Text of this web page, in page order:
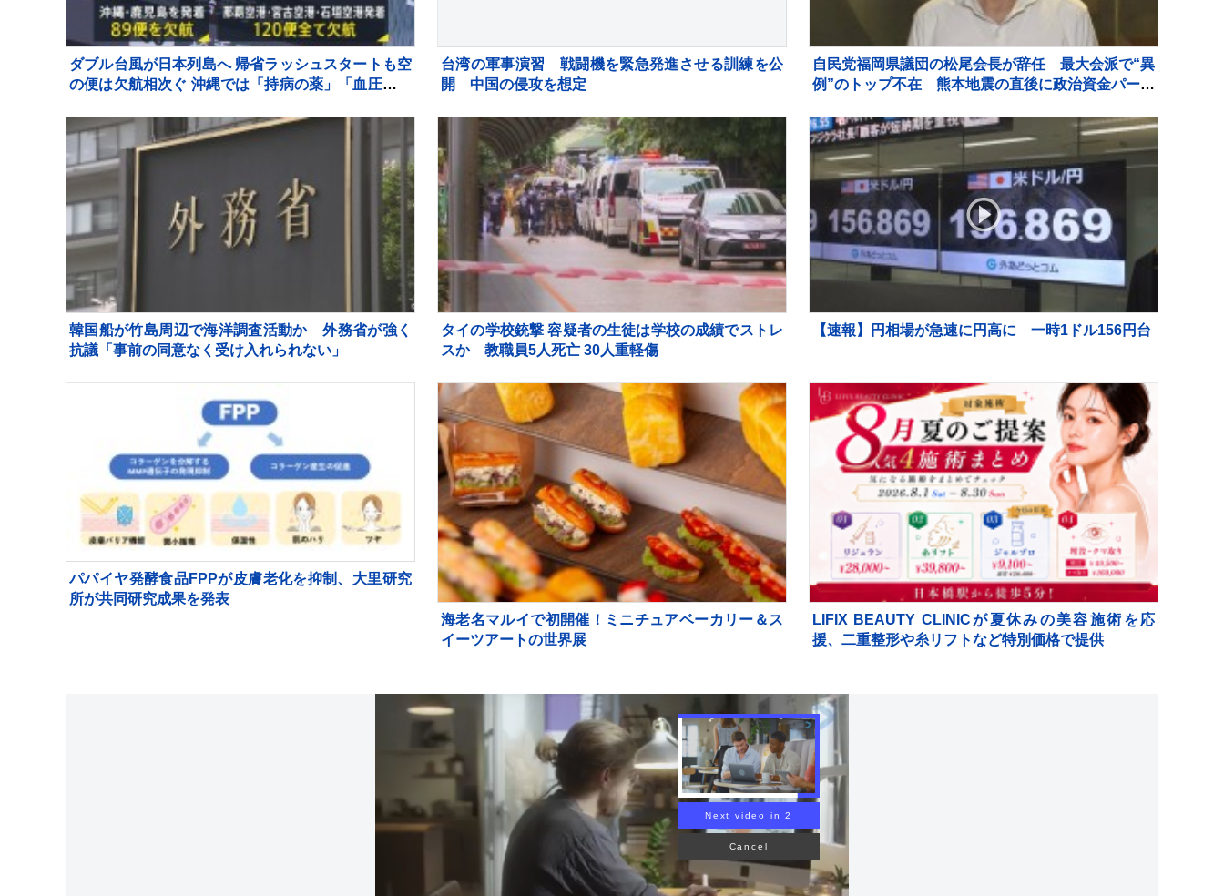
ダブル台風が日本列島へ 帰省ラッシュスタートも空
の便は欠航相次ぐ 沖縄では「持病の薬」「血圧測定
州へ【news23】
台湾の軍事演習 戦闘機を緊急発進させる訓練を公
開 中国の侵攻を想定
自民党福岡県議団の松尾会長が辞任 最大会派で“異
例”のトップ不在 熊本地震の直後に政治資金パーテ
韓国船が竹島周辺で海洋調査活動か 外務省が強く
抗議「事前の同意なく受け入れられない」
タイの学校銃撃 容疑者の生徒は学校の成績でストレ
スか 教職員5人死亡 30人重軽傷
【速報】円相場が急速に円高に 一時1ドル156円台
パパイヤ発酵食品FPPが皮膚老化を抑制、大里研究
所が共同研究成果を発表
海老名マルイで初開催！ミニチュアベーカリー＆ス
イーツアートの世界展
LIFIX BEAUTY CLINICが夏休みの美容施術を応
援、二重整形や糸リフトなど特別価格で提供
Next video in 1
Cancel